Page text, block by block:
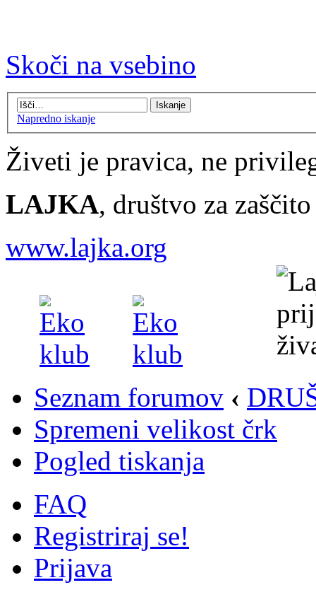
Skoči na vsebino
Napredno iskanje
Živeti je pravica, ne
LAJKA, društvo za
www.lajka.org
Seznam forumov ‹
Spremeni velikost črk
Pogled tiskanja
FAQ
Registriraj se!
Prijava